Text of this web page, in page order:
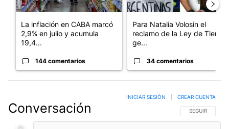
La inflación en CABA marcó
2,9% en julio y acumula
19,4...
144 comentarios
Para Natalia Volosin el
reclamo de la Ley de Tierras
ge...
34 comentarios
Conversación SIGA ESTA
SEGUIR
INICIAR SESIÓN CREAR CUENTA